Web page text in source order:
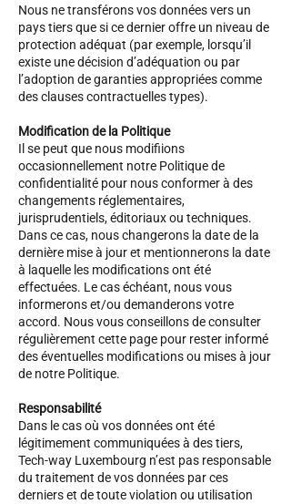
Nous ne transférons vos données vers un
pays tiers que si ce dernier offre un niveau de
protection adéquat (par exemple, lorsqu’il
existe une décision d’adéquation ou par
l’adoption de garanties appropriées comme
des clauses contractuelles types).
Modification de la Politique
Il se peut que nous modifiions
occasionnellement notre Politique de
confidentialité pour nous conformer à des
changements réglementaires,
jurisprudentiels, éditoriaux ou techniques.
Dans ce cas, nous changerons la date de la
dernière mise à jour et mentionnerons la date
à laquelle les modifications ont été
effectuées. Le cas échéant, nous vous
informerons et/ou demanderons votre
accord. Nous vous conseillons de consulter
régulièrement cette page pour rester informé
des éventuelles modifications ou mises à jour
de notre Politique.
Responsabilité
Dans le cas où vos données ont été
légitimement communiquées à des tiers,
Tech-way Luxembourg n’est pas responsable
du traitement de vos données par ces
derniers et de toute violation ou utilisation